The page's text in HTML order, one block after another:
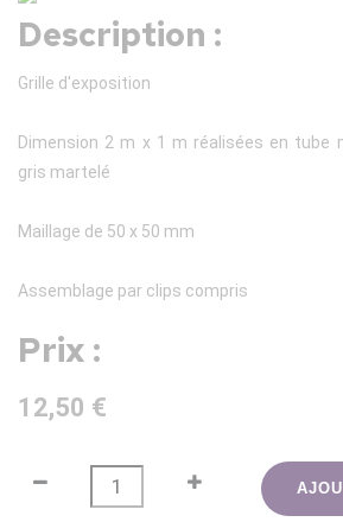
Description :
Grille d'exposition
Dimension 2 m x 1 m réalisées en tube
gris martelé
Maillage de 50 x 50 mm
Assemblage par clips compris
Prix :
12,50 €